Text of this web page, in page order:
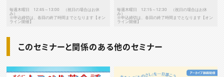
毎週木曜日 12:45～13:00 （祝日の場合はお休
み）
※申込締切は、各回の終了時間までとなります【オン
ライン開催】
毎週木曜日 12:15～12:30 （祝日の場合はお休
み）
※申込締切は、各回の終了時間までとなります【オン
ライン開催】
このセミナーと関係のある他のセミナー